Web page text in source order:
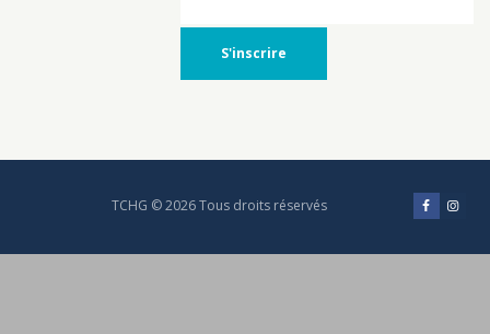
TCHG © 2026 Tous droits réservés